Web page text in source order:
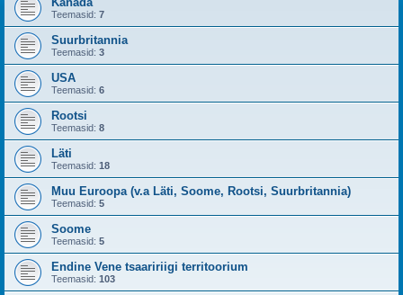
Teemasid: 7
Suurbritannia
Teemasid: 3
USA
Teemasid: 6
Rootsi
Teemasid: 8
Läti
Teemasid: 18
Muu Euroopa (v.a Läti, Soome, Rootsi, Suurbritannia)
Teemasid: 5
Soome
Teemasid: 5
Endine Vene tsaaririigi territoorium
Teemasid: 103